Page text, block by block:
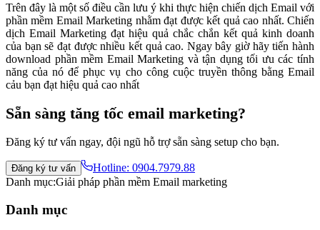
Trên đây là một số điều cần lưu ý khi thực hiện chiến dịch Email với
phần mềm Email Marketing nhằm đạt được kết quả cao nhất. Chiến
dịch Email Marketing đạt hiệu quả chắc chắn kết quả kinh doanh
của bạn sẽ đạt được nhiều kết quả cao. Ngay bây giờ hãy tiến hành
download phần mềm Email Marketing và tận dụng tối ưu các tính
năng của nó để phục vụ cho công cuộc truyền thông bằng Email
cảu bạn đạt hiệu quả cao nhất
Sẵn sàng tăng tốc email marketing?
Đăng ký tư vấn ngay, đội ngũ hỗ trợ sẵn sàng setup cho bạn.
Đăng ký tư vấn Hotline: 0904.7979.88
Danh mục:Giải pháp phần mềm Email marketing
Danh mục